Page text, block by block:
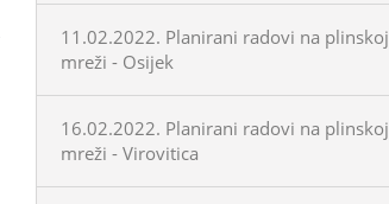
11.02.2022. Planirani radovi na plinskoj
mreži - Osijek
16.02.2022. Planirani radovi na plinskoj
mreži - Virovitica